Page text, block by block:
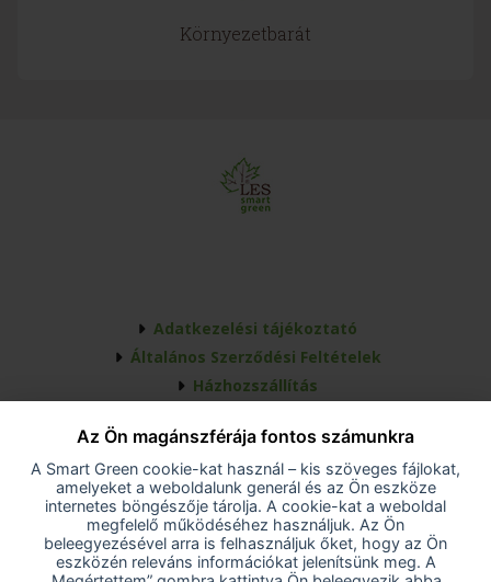
Környezetbarát
Adatkezelési tájékoztató
Általános Szerződési Feltételek
Házhozszállítás
A vevő elállása a szerződéstől
Akadálymentesítési nyilatkozat
Cookie-beállítások
SMART GREEN
Az Ön magánszférája fontos számunkra
A Smart Green cookie-kat használ – kis szöveges fájlokat,
amelyeket a weboldalunk generál és az Ön eszköze
internetes böngészője tárolja. A cookie-kat a weboldal
megfelelő működéséhez használjuk. Az Ön
beleegyezésével arra is felhasználjuk őket, hogy az Ön
eszközén releváns információkat jelenítsünk meg. A